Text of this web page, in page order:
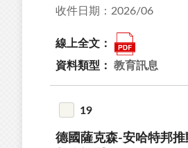
收件日期：2026/06
線上全文：
資料類型： 教育訊息
19
德國薩克森-安哈特邦推